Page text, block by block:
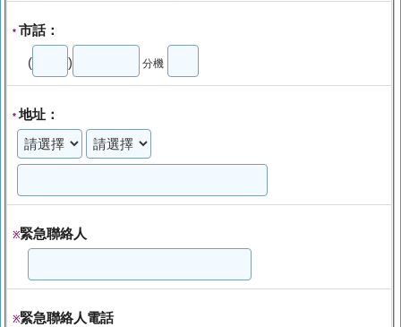
* 市話：
( ) 分機
*地址：
※緊急聯絡人
※緊急聯絡人電話